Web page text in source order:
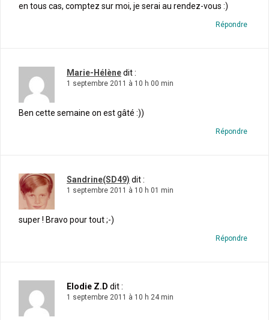
en tous cas, comptez sur moi, je serai au rendez-vous :)
Répondre
Marie-Hélènedit :
1 septembre 2011 à 10 h 00 min
Ben cette semaine on est gâté :))
Répondre
Sandrine(SD49) dit :
1 septembre 2011 à 10 h 01 min
super ! Bravo pour tout ;-)
Répondre
Elodie Z.D dit :
1 septembre 2011 à 10 h 24 min